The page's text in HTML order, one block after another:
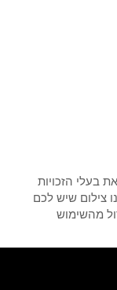
בעלי הזכויות
צילום שיש לכם
מהשימוש